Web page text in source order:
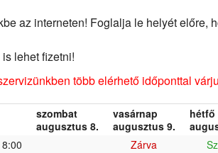
az interneten! Foglalja le helyét előre,
lehet fizetni!
több elérhető időponttal
szombat
augusztus 8.
vasárnap
augusztus 9.
hétfő
8:00
Zárva